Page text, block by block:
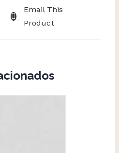
Email This
Product